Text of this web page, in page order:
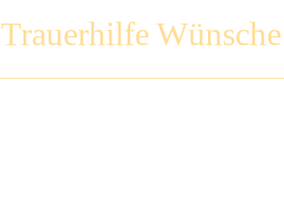
Trauerhilfe Wünsche